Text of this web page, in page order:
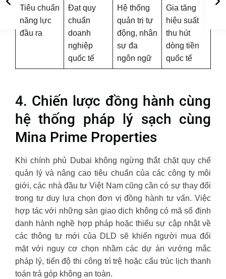
Tiêu chuẩn
năng lực
đầu ra
Đạt quy
chuẩn
doanh
nghiệp
quốc tế
Hệ thống
quản trị tự
động, nhân
sự đa
ngôn ngữ
Gia tăng
hiệu suất
thu hút
dòng tiền
quốc tế
4. Chiến lược đồng hành cùng
hệ thống pháp lý sạch cùng
Mina Prime Properties
Khi chính phủ Dubai không ngừng thắt chặt quy chế
quản lý và nâng cao tiêu chuẩn của các công ty môi
giới, các nhà đầu tư Việt Nam cũng cần có sự thay đổi
trong tư duy lựa chọn đơn vị đồng hành tư vấn. Việc
hợp tác với những sàn giao dịch không có mã số định
danh hành nghề hợp pháp hoặc thiếu sự cập nhật về
các thông tư mới của DLD sẽ khiến người mua đối
mặt với nguy cơ chọn nhầm các dự án vướng mắc
pháp lý, tiến độ thi công trì trệ hoặc cấu trúc lịch thanh
toán trả góp không an toàn.